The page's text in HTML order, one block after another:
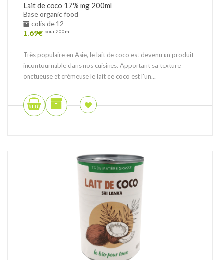
Lait de coco 17% mg 200ml
Base organic food
colis de 12
1.69€ pour 200ml
Très populaire en Asie, le lait de coco est devenu un produit
incontournable dans nos cuisines. Apportant sa texture
onctueuse et crèmeuse le lait de coco est l'un...